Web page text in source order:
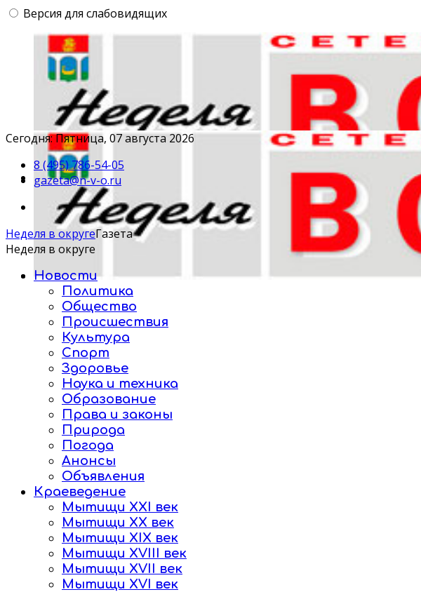
Версия для слабовидящих
Сегодня: Пятница, 07 августа 2026
8 (495) 786-54-05
gazeta@n-v-o.ru
Неделя в округеГазета
Неделя в округе
Новости
Политика
Общество
Происшествия
Культура
Спорт
Здоровье
Наука и техника
Образование
Права и законы
Природа
Погода
Анонсы
Объявления
Краеведение
Мытищи XXI век
Мытищи XX век
Мытищи XIX век
Мытищи XVIII век
Мытищи XVII век
Мытищи XVI век